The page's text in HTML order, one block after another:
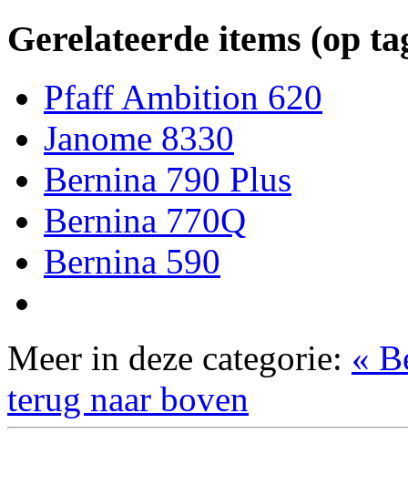
Gerelateerde items (op
Pfaff Ambition 620
Janome 8330
Bernina 790 Plus
Bernina 770Q
Bernina 590
Meer in deze categorie: «
terug naar boven